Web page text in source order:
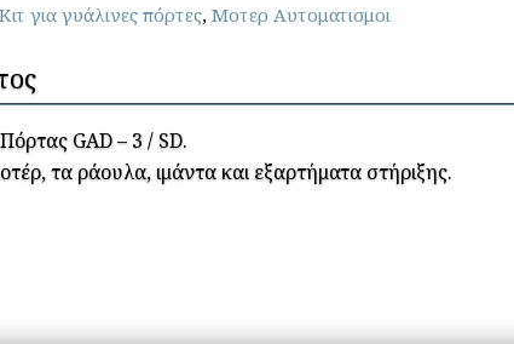
για γυάλινες πόρτες, Μοτερ Αυτοματισμοι
GAD – 3 / SD.
τα ράουλα, ιμάντα και εξαρτήματα στήριξης.